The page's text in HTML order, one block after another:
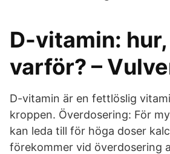
D-vitamin: hur,
varför? –
D-vitamin är en fettlöslig
kroppen. Överdosering: För
kan leda till för höga doser
förekommer vid överdosering